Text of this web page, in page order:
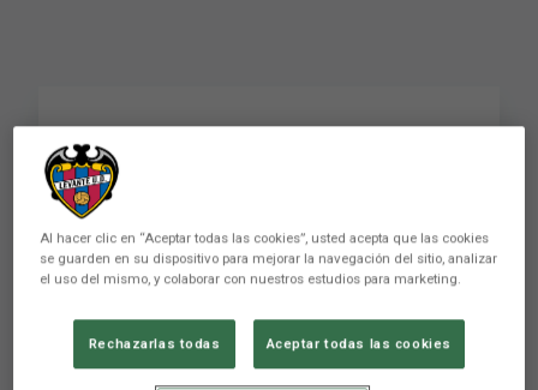
RESUM | Levante UD-
CD Tenerife
Levante UD y CD Tenerife firman un empate sin
Al hacer clic en “Aceptar todas las cookies”, usted acepta que las cookies
se guarden en su dispositivo para mejorar la navegación del sitio, analizar
el uso del mismo, y colaborar con nuestros estudios para marketing.
Rechazarlas todas Aceptar todas las cookies